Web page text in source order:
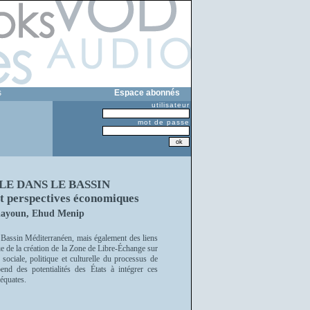
Espace abonnés
utilisateur
mot de passe
DANS LE BASSIN
économiques
Ehud Menip
Méditerranéen, mais également des liens
la création de la Zone de Libre-Échange sur
politique et culturelle du processus de
des potentialités des États à intégrer ces